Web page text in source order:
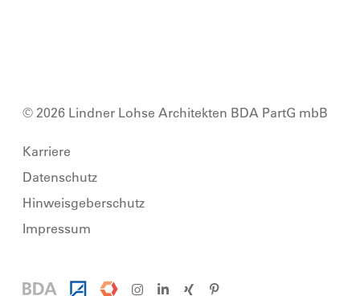
© 2026 Lindner Lohse Architekten BDA PartG mbB
Karriere
Datenschutz
Hinweisgeberschutz
Impressum
BDAArchitektenkammer Nordrhein-Westfalen
competitiononline
InstagramLinkedIn
Xing